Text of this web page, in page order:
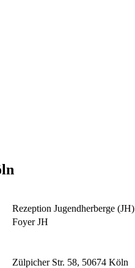
Rezeption Jugendherberge (JH)
Foyer JH
Zülpicher Str. 58, 50674 Köln